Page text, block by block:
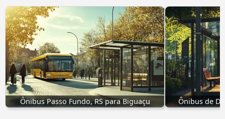
Ônibus Passo Fundo, RS para Biguaçu Ônibus de